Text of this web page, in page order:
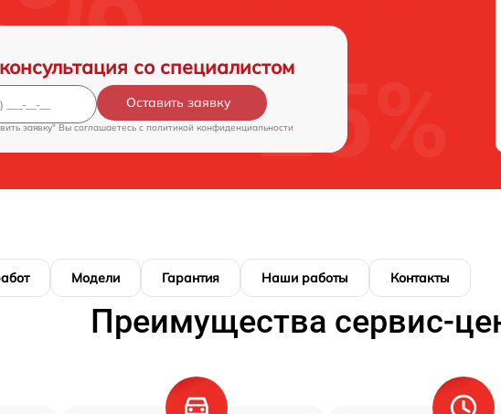
со специалистом
Оставить заявку
заявку" Вы соглашаетесь c политикой конфиденциальности
Модели Гарантия Наши работы Контакты
Преимущества сервис-